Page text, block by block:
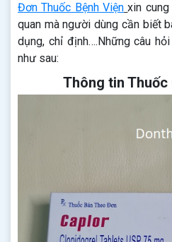
Đơn Thuốc Bệnh Viện xin
quan mà người dùng cần biết
dụng, chỉ định….Những câu
như sau:
Thông tin Thuốc